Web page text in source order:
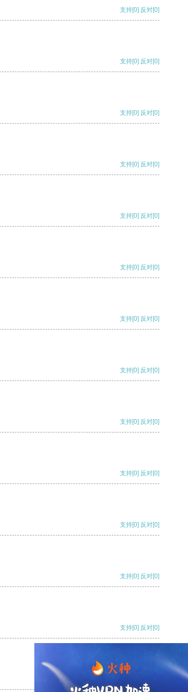
支持[0] 反对[0]
支持[0] 反对[0]
支持[0] 反对[0]
支持[0] 反对[0]
支持[0] 反对[0]
支持[0] 反对[0]
支持[0] 反对[0]
支持[0] 反对[0]
支持[0] 反对[0]
支持[0] 反对[0]
支持[0] 反对[0]
支持[0] 反对[0]
支持[0] 反对[0]